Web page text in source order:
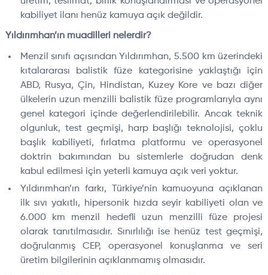
kabiliyet ilanı henüz kamuya açık değildir.
Yıldırımhan’ın muadilleri nelerdir?
Menzil sınıfı açısından Yıldırımhan, 5.500 km üzerindeki
kıtalararası balistik füze kategorisine yaklaştığı için
ABD, Rusya, Çin, Hindistan, Kuzey Kore ve bazı diğer
ülkelerin uzun menzilli balistik füze programlarıyla aynı
genel kategori içinde değerlendirilebilir. Ancak teknik
olgunluk, test geçmişi, harp başlığı teknolojisi, çoklu
başlık kabiliyeti, fırlatma platformu ve operasyonel
doktrin bakımından bu sistemlerle doğrudan denk
kabul edilmesi için yeterli kamuya açık veri yoktur.
Yıldırımhan’ın farkı, Türkiye’nin kamuoyuna açıklanan
ilk sıvı yakıtlı, hipersonik hızda seyir kabiliyeti olan ve
6.000 km menzil hedefli uzun menzilli füze projesi
olarak tanıtılmasıdır. Sınırlılığı ise henüz test geçmişi,
doğrulanmış CEP, operasyonel konuşlanma ve seri
üretim bilgilerinin açıklanmamış olmasıdır.